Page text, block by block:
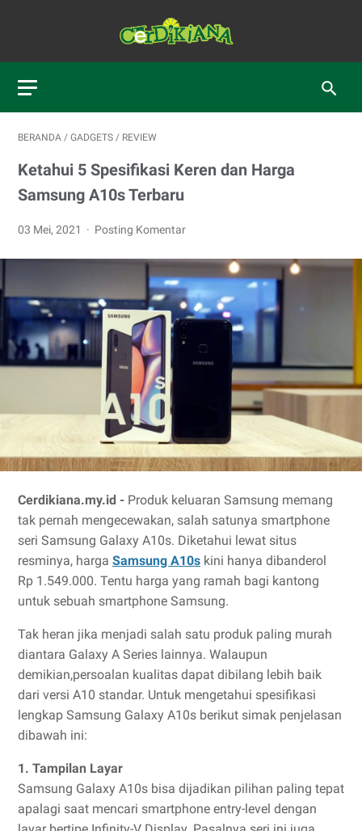
BERANDA / GADGETS / REVIEW
Ketahui 5 Spesifikasi Keren dan Harga
Samsung A10s Terbaru
03 Mei, 2021 Posting Komentar
Cerdikiana.my.id - Produk keluaran Samsung memang
tak pernah mengecewakan, salah satunya smartphone
seri Samsung Galaxy A10s. Diketahui lewat situs
resminya, harga Samsung A10s kini hanya dibanderol
Rp 1.549.000. Tentu harga yang ramah bagi kantong
untuk sebuah smartphone Samsung.
Tak heran jika menjadi salah satu produk paling murah
diantara Galaxy A Series lainnya. Walaupun
demikian,persoalan kualitas dapat dibilang lebih baik
dari versi A10 standar. Untuk mengetahui spesifikasi
lengkap Samsung Galaxy A10s berikut simak penjelasan
dibawah ini:
1. Tampilan Layar
Samsung Galaxy A10s bisa dijadikan pilihan paling tepat
apalagi saat mencari smartphone entry-level dengan